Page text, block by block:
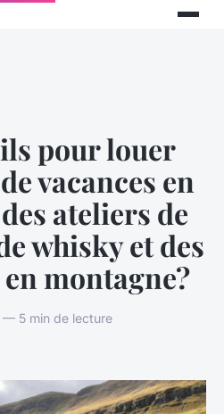
pour louer
vacances en
ateliers de
whisky et des
montagne?
5 min de lecture